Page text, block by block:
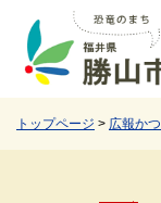
トップページ > 広報か